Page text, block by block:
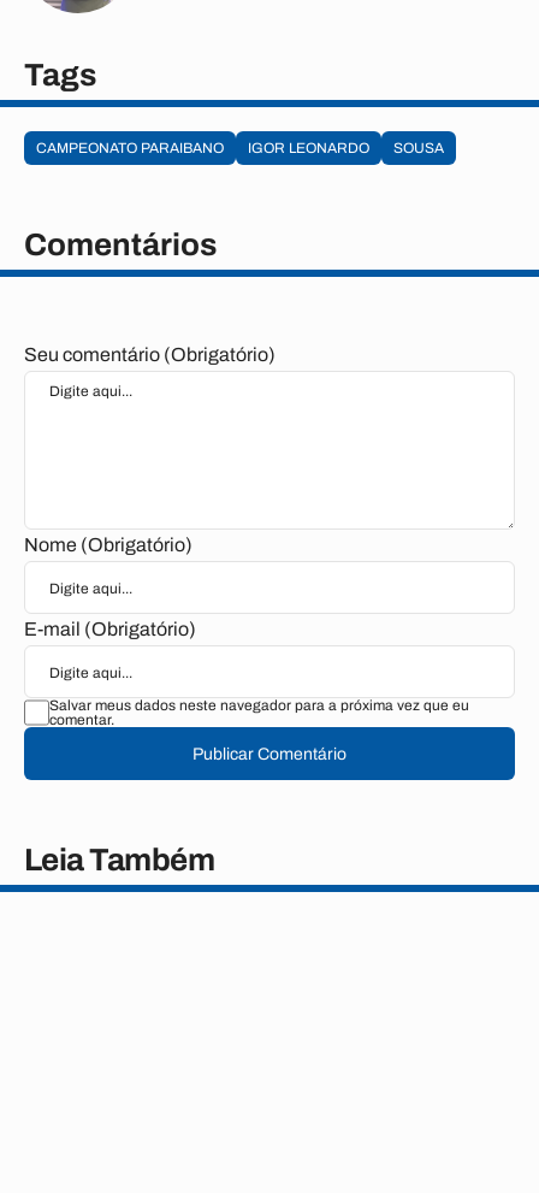
Tags
CAMPEONATO PARAIBANO IGOR LEONARDO SOUSA
Comentários
Seu comentário (Obrigatório)
Nome (Obrigatório)
E-mail (Obrigatório)
Salvar meus dados neste navegador para a próxima vez que eu
comentar.
Publicar Comentário
Leia Também